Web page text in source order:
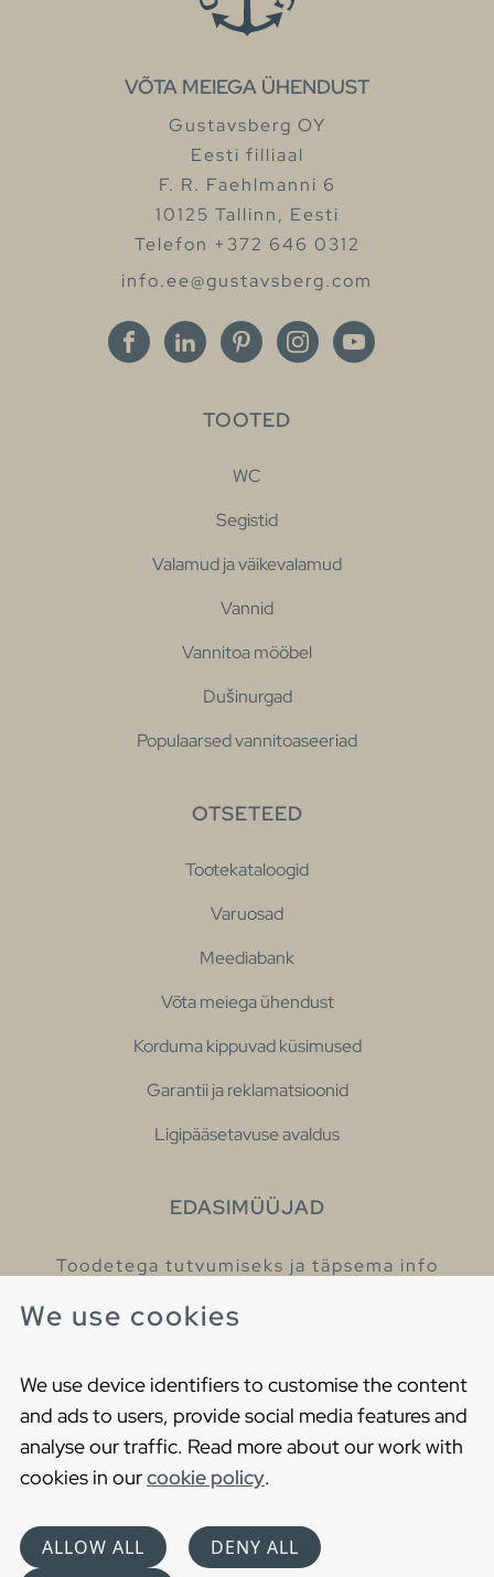
We use cookies
We use device identifiers to customise the content
and ads to users, provide social media features and
analyse our traffic. Read more about our work with
cookies in ourcookie policy.
ALLOW ALL DENY ALL
VÕTA MEIEGA ÜHENDUST
Gustavsberg OY
Eesti filliaal
F. R. Faehlmanni 6
10125 Tallinn, Eesti
Telefon +372 646 0312
info.ee@gustavsberg.com
TOOTED
WC
Segistid
Valamud ja väikevalamud
Vannid
Vannitoa mööbel
Dušinurgad
Populaarsed vannitoaseeriad
OTSETEED
Tootekataloogid
Varuosad
Meediabank
Võta meiega ühendust
Korduma kippuvad küsimused
Garantii ja reklamatsioonid
Ligipääsetavuse avaldus
EDASIMÜÜJAD
Toodetega tutvumiseks ja täpsema info
Cookies
Privaatsuspoliitika
Choose language